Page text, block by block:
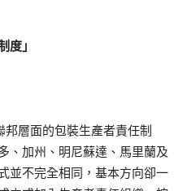
度」
層面的包裝生產者責任制
、加州、明尼蘇達、馬里蘭及
並不完全相同，基本方向卻一